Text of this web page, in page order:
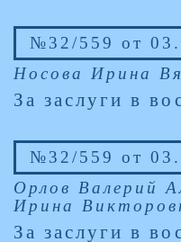
№32/559 от
Носова Ирина
За заслуги в
№32/559 от
Орлов Валерий
Ирина
За заслуги в